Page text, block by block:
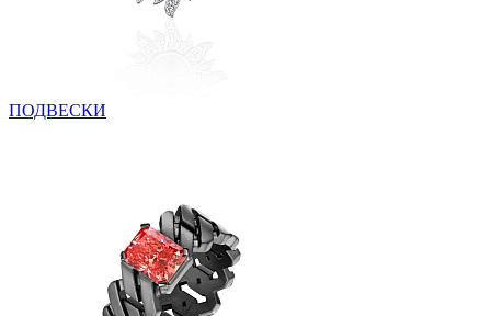
ПОДВЕСКИ